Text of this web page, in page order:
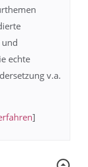
echte
v.a.
]